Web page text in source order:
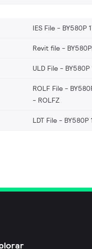
IES File - BY580P
Revit file -
ULD File - BY580P
ROLF File -
ROLFZ
LDT File - BY580P